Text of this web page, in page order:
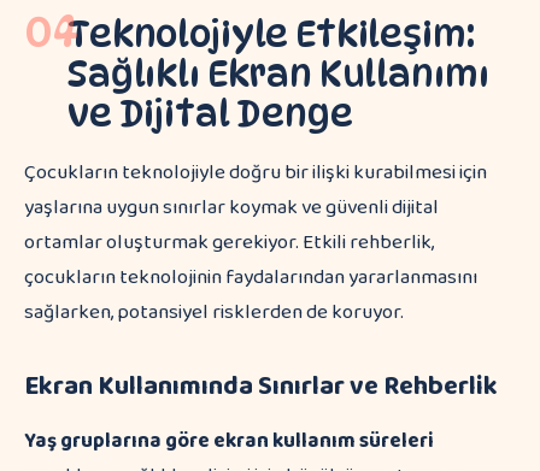
04Teknolojiyle Etkileşim:
Sağlıklı Ekran Kullanımı
ve Dijital Denge
Çocukların teknolojiyle doğru bir ilişki kurabilmesi için
yaşlarına uygun sınırlar koymak ve güvenli dijital
ortamlar oluşturmak gerekiyor. Etkili rehberlik,
çocukların teknolojinin faydalarından yararlanmasını
sağlarken, potansiyel risklerden de koruyor.
Ekran Kullanımında Sınırlar ve Rehberlik
Yaş gruplarına göre ekran kullanım süreleri